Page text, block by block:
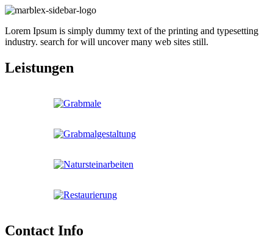
Lorem Ipsum is simply dummy text of the printing and typesetting
industry. search for will uncover many web sites still.
Leistungen
Contact Info